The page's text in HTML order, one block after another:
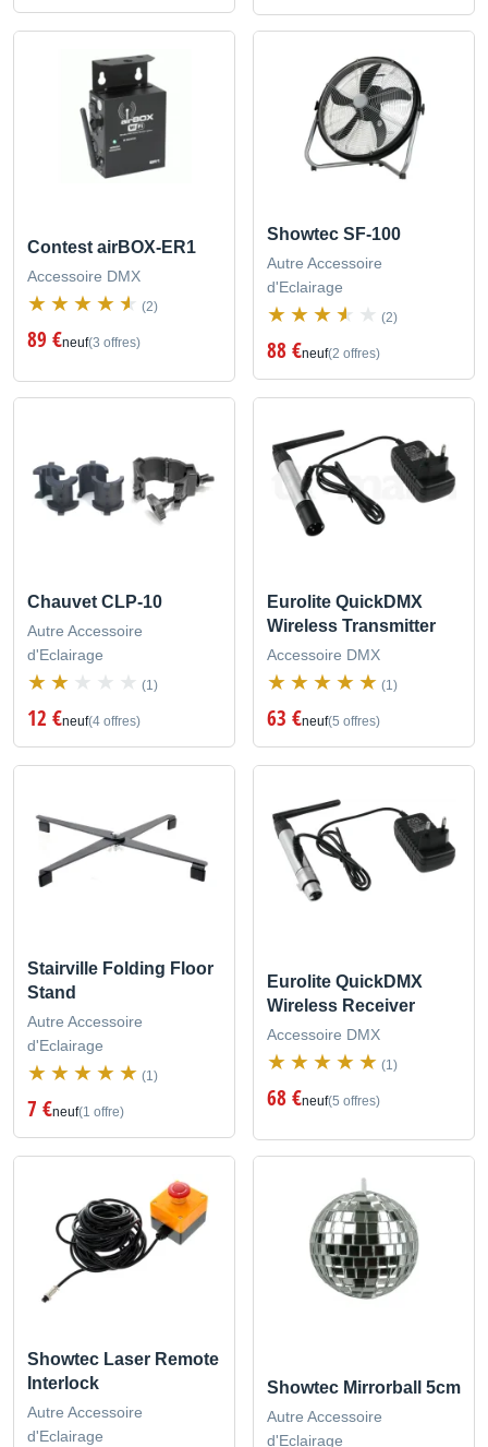
Contest airBOX-ER1
Accessoire DMX
(2)
89 €neuf(3 offres)
Showtec SF-100
Autre Accessoire
d'Eclairage
(2)
88 €neuf(2 offres)
Chauvet CLP-10
Autre Accessoire
d'Eclairage
(1)
12 €neuf(4 offres)
Eurolite QuickDMX
Wireless Transmitter
Accessoire DMX
(1)
63 €neuf(5 offres)
Stairville Folding Floor
Stand
Autre Accessoire
d'Eclairage
(1)
7 €neuf(1 offre)
Eurolite QuickDMX
Wireless Receiver
Accessoire DMX
(1)
68 €neuf(5 offres)
Showtec Laser Remote
Interlock
Autre Accessoire
d'Eclairage
Showtec Mirrorball 5cm
Autre Accessoire
d'Eclairage